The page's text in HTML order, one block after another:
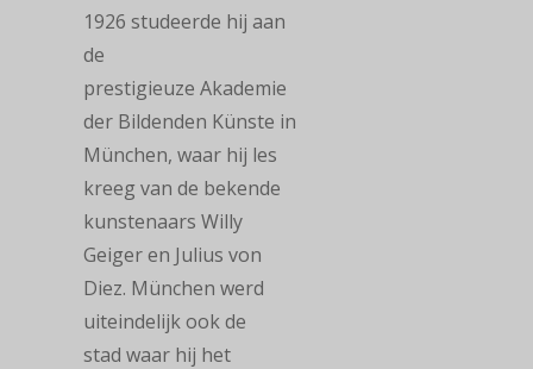
1926 studeerde hij aan
de
prestigieuze Akademie
der Bildenden Künste in
München, waar hij les
kreeg van de bekende
kunstenaars Willy
Geiger en Julius von
Diez. München werd
uiteindelijk ook de
stad waar hij het